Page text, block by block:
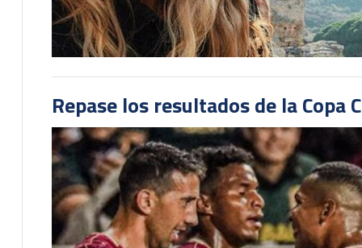
Repase los resultados de la Copa